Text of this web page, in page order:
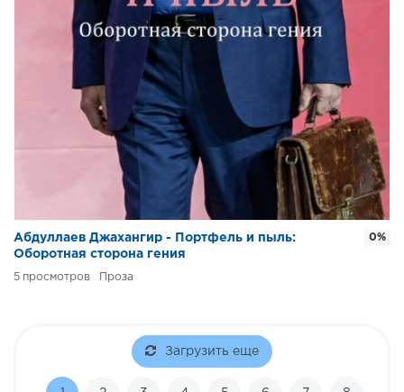
Абдуллаев Джахангир - Портфель и пыль:
Оборотная сторона гения
5 Проза
0%
Загрузить еще